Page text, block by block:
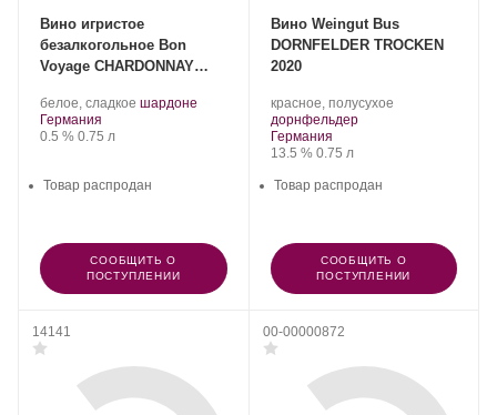
Вино игристое
безалкогольное Bon
Voyage CHARDONNAY
белое, сладкое .шардоне
Регион:
Германия
Крепость
0.5 %. Объем
0.75 л
Товар распродан
СООБЩИТЬ О
ПОСТУПЛЕНИИ
Вино Weingut Bus
DORNFELDER TROCKEN
2020
красное, полусухое.
дорнфельдер.
Регион:
Германия
Крепость
13.5 %. Объем
0.75 л
Товар распродан
СООБЩИТЬ О
ПОСТУПЛЕНИИ
14141 00-00000872